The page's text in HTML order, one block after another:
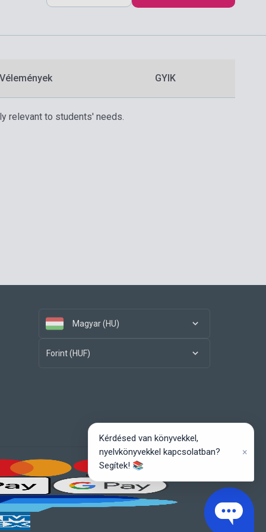
Vélemények GYIK
relevant to students' needs.
Magyar (HU)
Forint (HUF)
Kérdésed van könyvekkel,
nyelvkönyvekkel kapcsolatban?
Segítek! 📚
×